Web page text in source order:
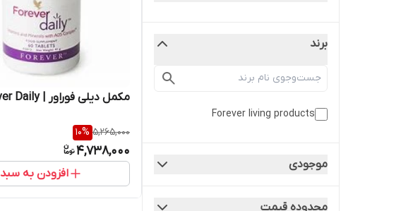
برند
Forever living products
موجودی
محدوده قیمت
مکمل دیلی فوراور | Forever Daily
5,265,000
10%
4,738,000
افزودن به سبد